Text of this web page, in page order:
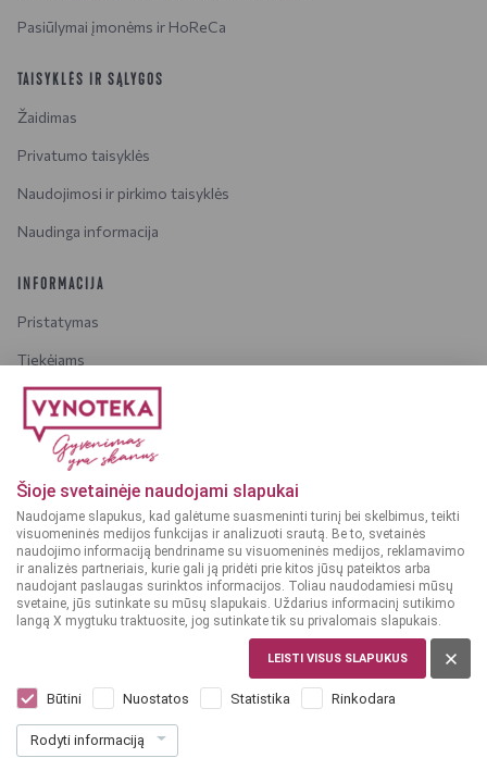
Šioje svetainėje naudojami slapukai
Naudojame slapukus, kad galėtume suasmeninti turinį bei skelbimus, teikti
visuomeninės medijos funkcijas ir analizuoti srautą. Be to, svetainės
naudojimo informaciją bendriname su visuomeninės medijos, reklamavimo
ir analizės partneriais, kurie gali ją pridėti prie kitos jūsų pateiktos arba
naudojant paslaugas surinktos informacijos. Toliau naudodamiesi mūsų
svetaine, jūs sutinkate su mūsų slapukais. Uždarius informacinį sutikimo
langą X mygtuku traktuosite, jog sutinkate tik su privalomais slapukais.
LEISTI VISUS SLAPUKUS
Būtini Nuostatos Statistika Rinkodara
Rodyti informaciją
Pasiūlymai įmonėms ir HoReCa
TAISYKLĖS IR SĄLYGOS
Žaidimas
Privatumo taisyklės
Naudojimosi ir pirkimo taisyklės
Naudinga informacija
INFORMACIJA
Pristatymas
Tiekėjams
Karjera
Dažniausiai užduodami klausimai
Dėmesio!
Alkoholinius gėrimus gali įsigyti tik asmenys,
kuriems yra ne mažiau kaip 20 metų.